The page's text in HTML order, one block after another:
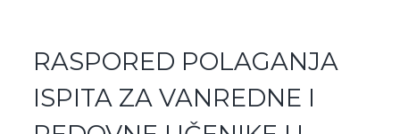
RASPORED POLAGANJA
ISPITA ZA VANREDNE I